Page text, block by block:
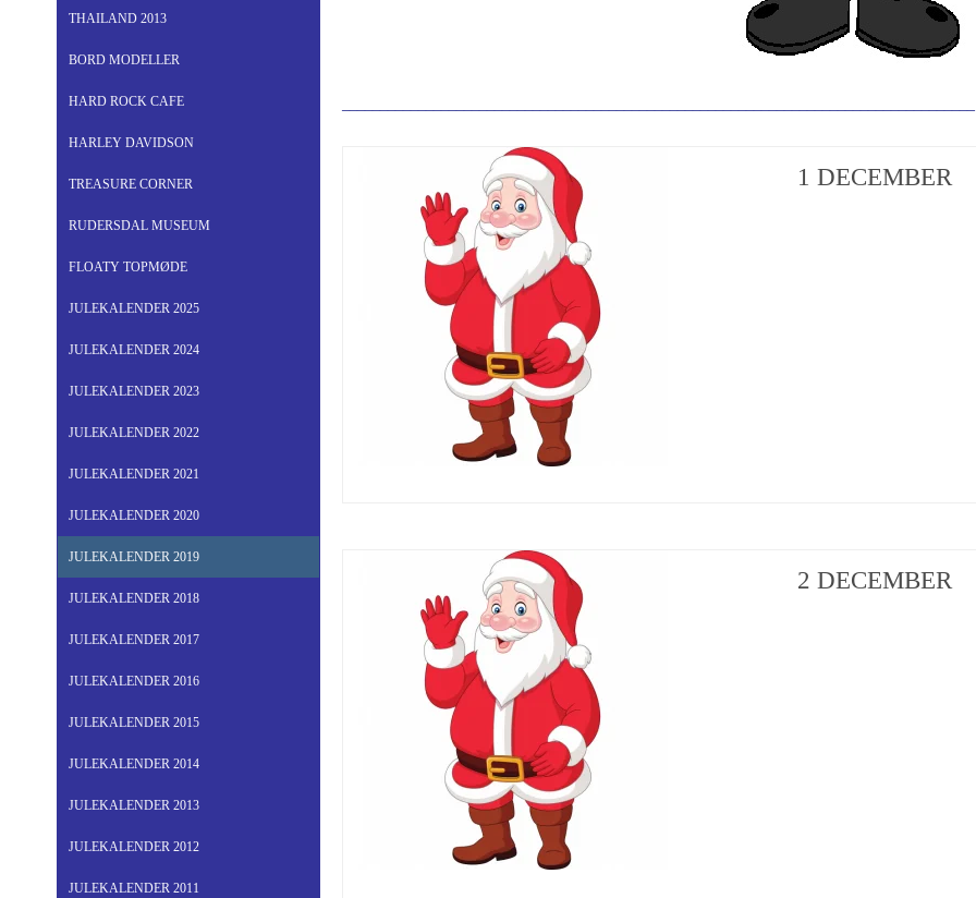
THAILAND 2013
BORD MODELLER
HARD ROCK CAFE
HARLEY DAVIDSON
TREASURE CORNER
RUDERSDAL MUSEUM
FLOATY TOPMØDE
JULEKALENDER 2025
JULEKALENDER 2024
JULEKALENDER 2023
JULEKALENDER 2022
JULEKALENDER 2021
JULEKALENDER 2020
JULEKALENDER 2019
JULEKALENDER 2018
JULEKALENDER 2017
JULEKALENDER 2016
JULEKALENDER 2015
JULEKALENDER 2014
JULEKALENDER 2013
JULEKALENDER 2012
JULEKALENDER 2011
1 DECEMBER
2 DECEMBER